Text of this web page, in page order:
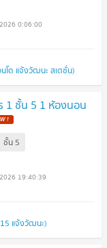
0:06:00
โด แจ้งวัฒนะ สเตชั่น)
1 ชั้น 5 1 ห้องนอน
!
ชั้น 5
19:40:39
แจ้งวัฒนะ)